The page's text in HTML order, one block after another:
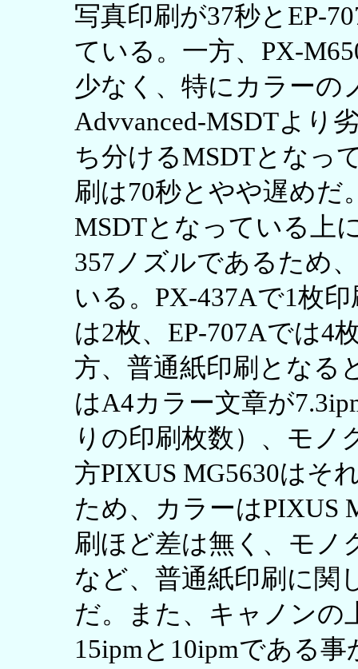
写真印刷が37秒とEP-
ている。一方、PX-
少なく、特にカラーの
Advvanced-MSDTより
ち分けるMSDTとなっ
刷は70秒とやや遅めだ
MSDTとなっている上
357ノズルであるため
いる。PX-437Aで1枚
は2枚、EP-707Aでは4
方、普通紙印刷となる
はA4カラー文章が
りの印刷枚数）、モノ
方PIXUS MG5630はそ
ため、カラーはPIXUS
刷ほど差は無く、モノ
など、普通紙印刷に関
だ。また、キャノンの
15ipmと10ipmである